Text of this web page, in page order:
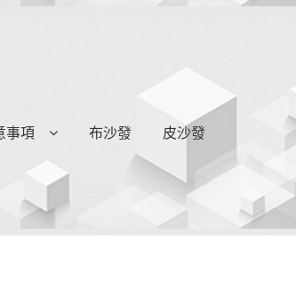
事項 布沙發 皮沙發